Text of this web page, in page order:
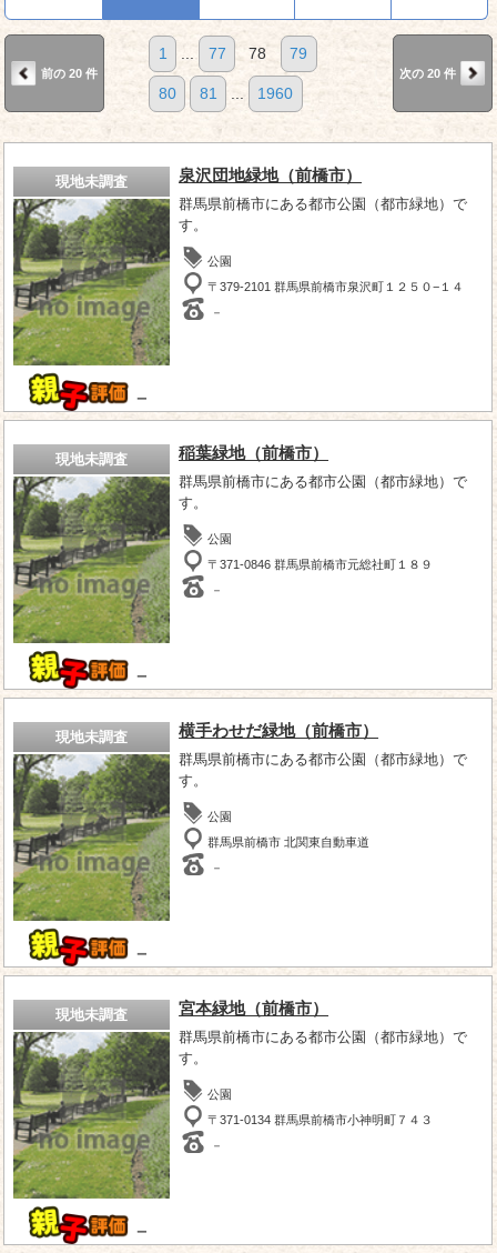
前の 20 件
1 ... 77 78 79
80 81 ... 1960
次の 20 件
現地未調査
－
泉沢団地緑地（前橋市）
群馬県前橋市にある都市公園（都市緑地）で
す。
公園
〒379-2101 群馬県前橋市泉沢町１２５０−１４
－
現地未調査
－
稲葉緑地（前橋市）
群馬県前橋市にある都市公園（都市緑地）で
す。
公園
〒371-0846 群馬県前橋市元総社町１８９
－
現地未調査
－
横手わせだ緑地（前橋市）
群馬県前橋市にある都市公園（都市緑地）で
す。
公園
群馬県前橋市 北関東自動車道
－
現地未調査
－
宮本緑地（前橋市）
群馬県前橋市にある都市公園（都市緑地）で
す。
公園
〒371-0134 群馬県前橋市小神明町７４３
－